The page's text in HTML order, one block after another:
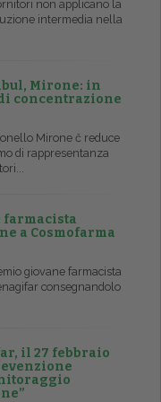
non applicano la
intermedia nella
Mirone: in
concentrazione
Mirone č reduce
di rappresentanza
farmacista
a Cosmofarma
giovane farmacista
consegnandolo
il 27 febbraio